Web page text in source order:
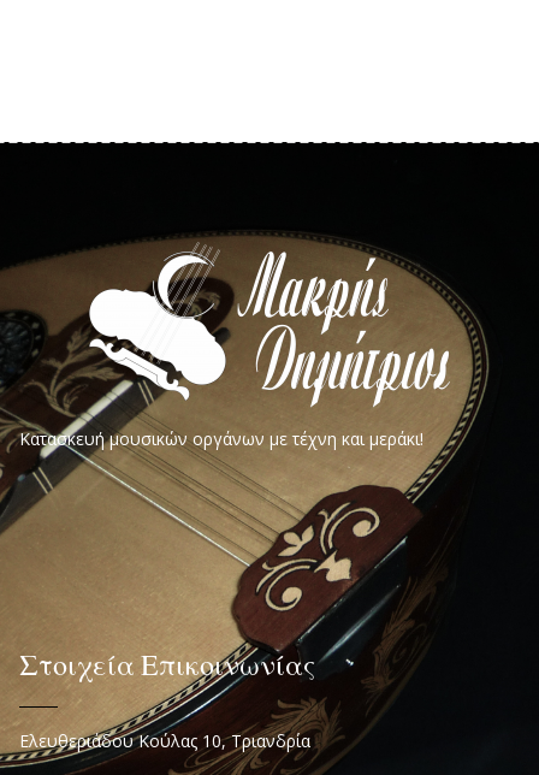
Κατασκευή μουσικών οργάνων με τέχνη και μεράκι!
Στοιχεία Επικοινωνίας
Ελευθεριάδου Κούλας 10, Τριανδρία